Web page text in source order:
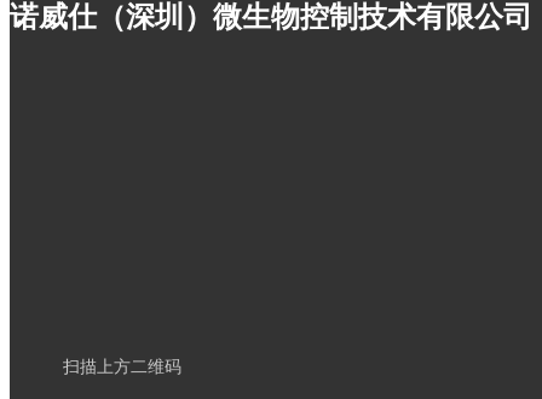
ꄲ后一个：
无
诺威仕（深圳）微生物控制技术有限公司
扫描上方二维码